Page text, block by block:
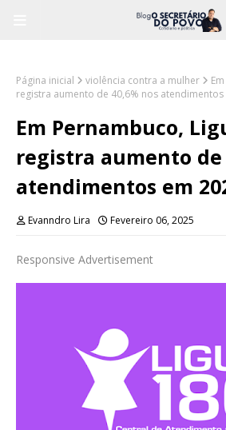
Página inicial violência contra a mulher
registra aumento de 40,6% nos atendimentos
Em Pernambuco,
registra aumento de
atendimentos em
Evanndro Lira Fevereiro 06, 2025
Responsive Advertisement